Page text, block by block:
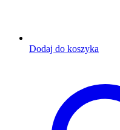
Dodaj do koszyka